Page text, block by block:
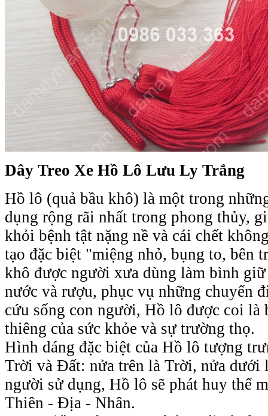
Dây Treo Xe Hồ Lô Lưu Ly Trắng
Hồ lô (quả bầu khô) là một trong
dụng rộng rãi nhất trong phong thủy,
khỏi bệnh tật nặng nề và cái chết
tạo đặc biệt "miệng nhỏ, bụng to, bên
khô được người xưa dùng làm bình
nước và rượu, phục vụ những chuyến
cứu sống con người, Hồ lô được coi là
thiêng của sức khỏe và sự trường thọ.
Hình dáng đặc biệt của Hồ lô tượng
Trời và Đất: nửa trên là Trời, nửa dưới
người sử dụng, Hồ lô sẽ phát huy thế
Thiên - Địa - Nhân.